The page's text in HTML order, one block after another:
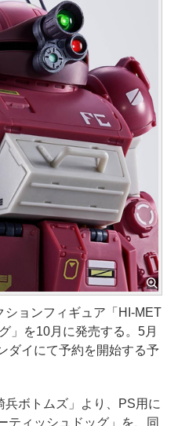
ョンフィギュア「HI-MET
」を10月に発売する。5月
ダイにて予約を開始する予
ボトムズ」より、PS用に
ティッシュドッグ」を、同